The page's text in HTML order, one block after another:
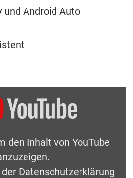
und Android Auto
den Inhalt von YouTube
Datenschutzerklärung